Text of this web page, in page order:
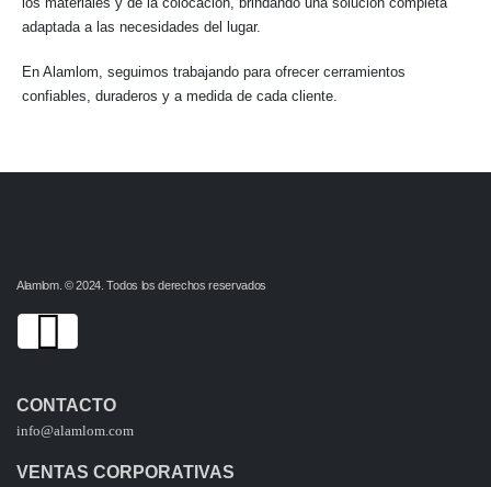
adaptada a las necesidades del lugar.
En Alamlom, seguimos trabajando para ofrecer cerramientos
confiables, duraderos y a medida de cada cliente.
Alamlom. © 2024. Todos los derechos reservados
CONTACTO
info@alamlom.com
VENTAS CORPORATIVAS